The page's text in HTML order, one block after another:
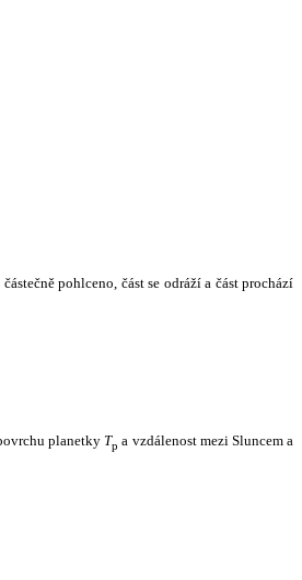
pohlceno, část se odráží a část prochází
planetky Tp a vzdálenost mezi Sluncem a